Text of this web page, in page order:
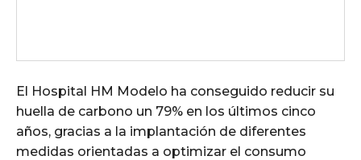
El Hospital HM Modelo ha conseguido reducir su
huella de carbono un 79% en los últimos cinco
años, gracias a la implantación de diferentes
medidas orientadas a optimizar el consumo